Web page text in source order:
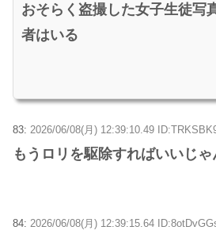
おそらく盗撮した女子生徒写
者はいる
83: 2026/06/08(月) 12:39:10.49
もうロリを駆除すればいいじゃ
84: 2026/06/08(月) 12:39:15.64